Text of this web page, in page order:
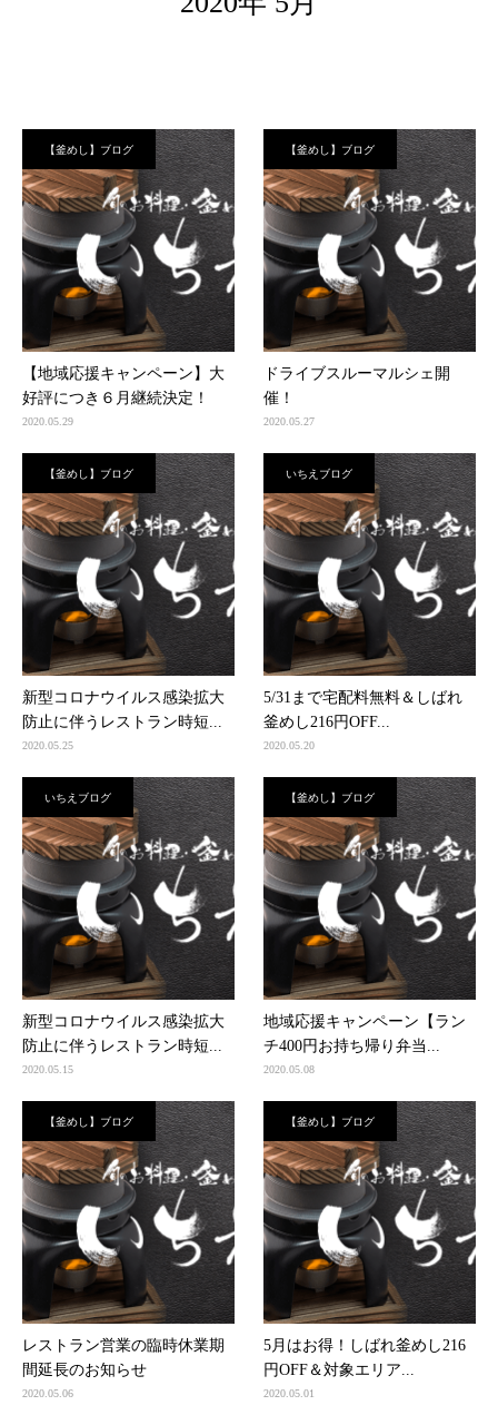
【釜めし】ブログ
【地域応援キャンペーン】大
好評につき６月継続決定！
2020.05.29
【釜めし】ブログ
ドライブスルーマルシェ開
催！
2020.05.27
【釜めし】ブログ
新型コロナウイルス感染拡大
防止に伴うレストラン時短...
2020.05.25
いちえブログ
5/31まで宅配料無料＆しばれ
釜めし216円OFF...
2020.05.20
いちえブログ
新型コロナウイルス感染拡大
防止に伴うレストラン時短...
2020.05.15
【釜めし】ブログ
地域応援キャンペーン【ラン
チ400円お持ち帰り弁当...
2020.05.08
【釜めし】ブログ
レストラン営業の臨時休業期
間延長のお知らせ
2020.05.06
【釜めし】ブログ
5月はお得！しばれ釜めし216
円OFF＆対象エリア...
2020.05.01